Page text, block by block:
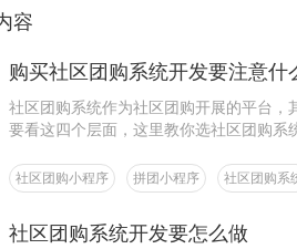
容
购买社区团购系统开发要注意什
社区团购系统作为社区团购开展的平台
要看这四个层面，这里教你选社区团购系
社区团购小程序 拼团小程序 社区团购系
社区团购系统开发要怎么做